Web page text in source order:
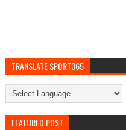
TRANSLATE SPORT365
FEATURED POST